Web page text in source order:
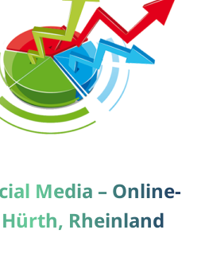
Media – Online-
Rheinland